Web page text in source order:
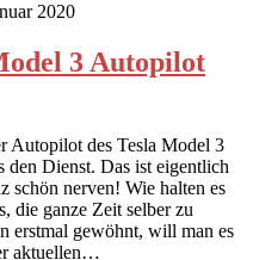
2020
3 Autopilot
Autopilot des Tesla Model 3
den Dienst. Das ist eigentlich
schön nerven! Wie halten es
die ganze Zeit selber zu
erstmal gewöhnt, will man es
aktuellen…